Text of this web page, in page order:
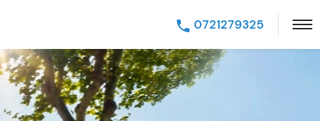
0721279325